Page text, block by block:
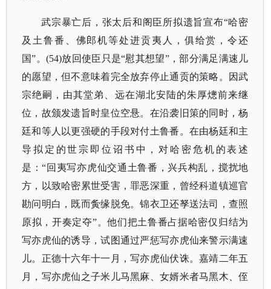
武宗暴亡后，张太后和阁臣所拟遗旨宣布“哈密
及土鲁番、佛郎机等处进贡夷人，俱给赏，令还
国”。(54)放回使臣只是“慰其想望”，部分满足满速儿
的愿望，但不意味着完全放弃停止通贡的策略。因武
宗绝嗣，由其堂弟、远在湖北安陆的朱厚熜前来继
位，故颁发遗旨时皇位空悬。在沿袭旧策的同时，杨
廷和等人以更强硬的手段对付土鲁番。在由杨廷和主
导拟定的世宗即位诏书中，对哈密危机的表述
是：“回夷写亦虎仙交通土鲁番，兴兵构乱，搅扰地
方，以致哈密累世受害，罪恶深重，曾经科道镇巡官
勘问明白，既而夤缘脱免。锦衣卫还孥送法司，查照
原拟，开奏定夺”。他们把土鲁番占据哈密仅归结为
写亦虎仙的诱导，试图通过严惩写亦虎仙来警示满速
儿。正德十六年十一月，写亦虎仙伏诛。嘉靖二年五
月，写亦虎仙之子米儿马黑麻、女婿米者马黑木、侄